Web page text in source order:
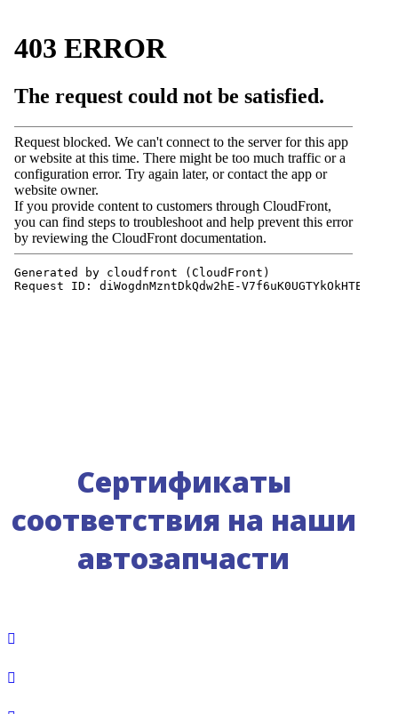
Сертификаты
соответствия на наши
автозапчасти